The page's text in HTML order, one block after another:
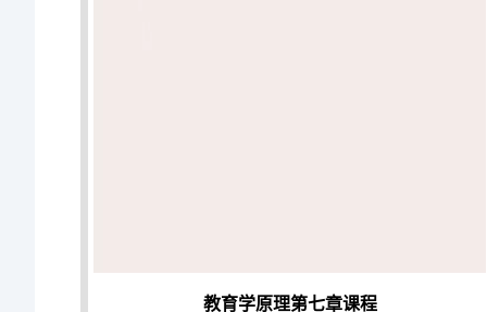
教育学原理第七章课程